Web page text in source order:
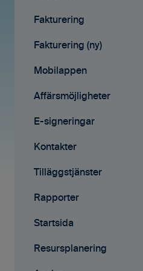
Avtal
Affärsmöjligheter
Rapporter
Samarbete
Mobilappen
Fakturering
Fakturering (ny)
Mobilappen
Affärsmöjligheter
E-signeringar
Kontakter
Tilläggstjänster
Rapporter
Startsida
Resursplanering